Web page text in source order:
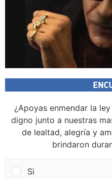
¿Apoyas enmendar la
digno junto a nuestras
de lealtad, alegría y
brindaron
Si